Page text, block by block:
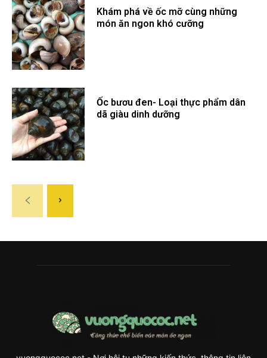
Khám phá về ốc mỡ cùng những
món ăn ngon khó cưỡng
Ốc bươu đen- Loại thực phẩm dân
dã giàu dinh dưỡng